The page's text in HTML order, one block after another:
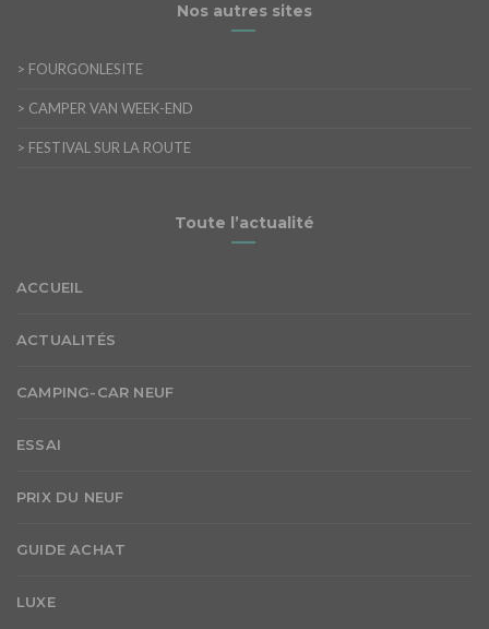
Nos autres sites
> FOURGONLESITE
> CAMPER VAN WEEK-END
> FESTIVAL SUR LA ROUTE
Toute l’actualité
ACCUEIL
ACTUALITÉS
CAMPING-CAR NEUF
ESSAI
PRIX DU NEUF
GUIDE ACHAT
LUXE